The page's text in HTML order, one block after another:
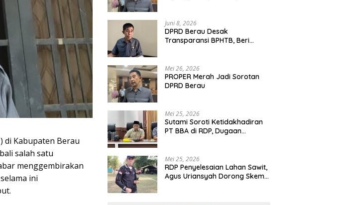
di Kabupaten Berau
salah satu
menggembirakan
ini
Juni 8, 2026
DPRD Berau Desak
Transparansi BPHTB, Beri
Mei 26, 2026
PROPER Merah Jadi Sorotan
DPRD Berau
Mei 25, 2026
Sutami Soroti Ketidakhadiran
PT BBA di RDP, Dugaan
Mei 25, 2026
RDP Penyelesaian Lahan Sawit,
Agus Uriansyah Dorong Skema